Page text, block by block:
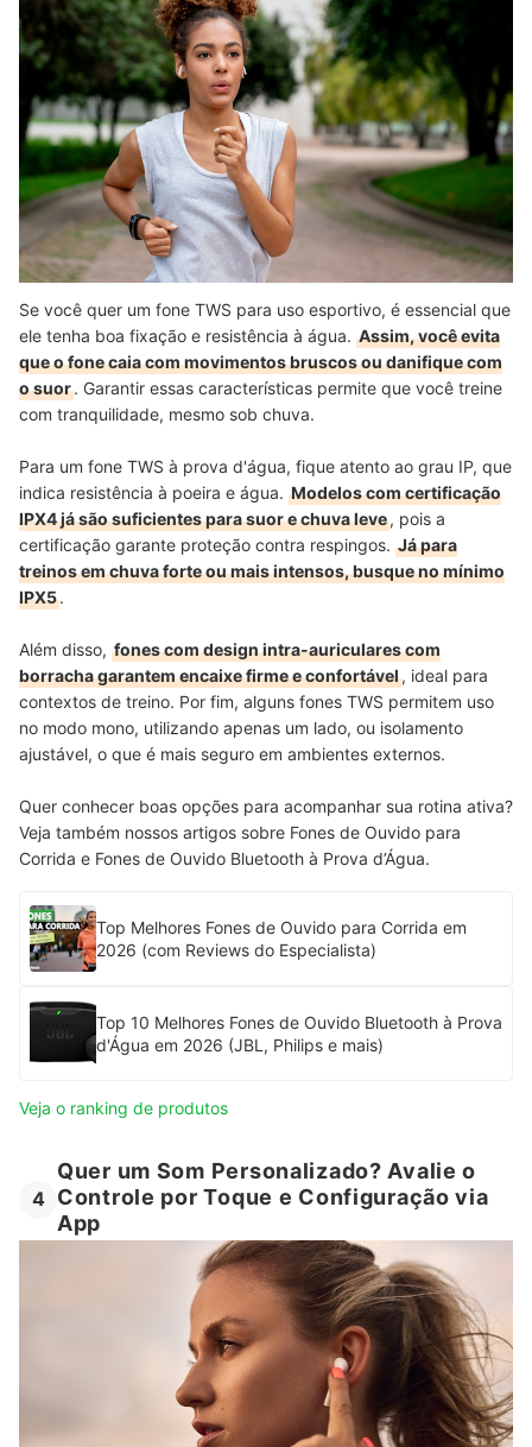
Se você quer um fone TWS para uso esportivo, é essencial que
ele tenha boa fixação e resistência à água. Assim, você evita
que o fone caia com movimentos bruscos ou danifique com
o suor. Garantir essas características permite que você treine
com tranquilidade, mesmo sob chuva.
Para um fone TWS à prova d'água, fique atento ao grau IP, que
indica resistência à poeira e água. Modelos com certificação
IPX4 já são suficientes para suor e chuva leve, pois a
certificação garante proteção contra respingos. Já para
treinos em chuva forte ou mais intensos, busque no mínimo
IPX5.
Além disso, fones com design intra-auriculares com
borracha garantem encaixe firme e confortável, ideal para
contextos de treino. Por fim, alguns fones TWS permitem uso
no modo mono, utilizando apenas um lado, ou isolamento
ajustável, o que é mais seguro em ambientes externos.
Quer conhecer boas opções para acompanhar sua rotina ativa?
Veja também nossos artigos sobre Fones de Ouvido para
Corrida e Fones de Ouvido Bluetooth à Prova d’Água.
Top Melhores Fones de Ouvido para Corrida em
2026 (com Reviews do Especialista)
Top 10 Melhores Fones de Ouvido Bluetooth à Prova
d'Água em 2026 (JBL, Philips e mais)
Veja o ranking de produtos
4
Quer um Som Personalizado? Avalie o
Controle por Toque e Configuração via
App